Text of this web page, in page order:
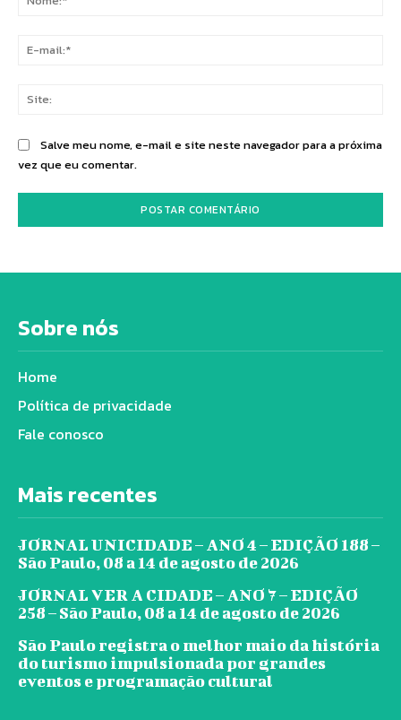
Salve meu nome, e-mail e site neste navegador para a próxima
vez que eu comentar.
Sobre nós
Home
Política de privacidade
Fale conosco
Mais recentes
JORNAL UNICIDADE – ANO 4 – EDIÇÃO 188 –
São Paulo, 08 a 14 de agosto de 2026
JORNAL VER A CIDADE – ANO 7 – EDIÇÃO
258 – São Paulo, 08 a 14 de agosto de 2026
São Paulo registra o melhor maio da história
do turismo impulsionada por grandes
eventos e programação cultural